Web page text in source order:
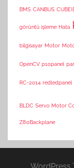
BMS CANBUS
görüntü işleme Hata
bilgisayar Motor
OpenCV p10panel
RC-2014 redledpanel
BLDC Servo Motor
Z80Backplane